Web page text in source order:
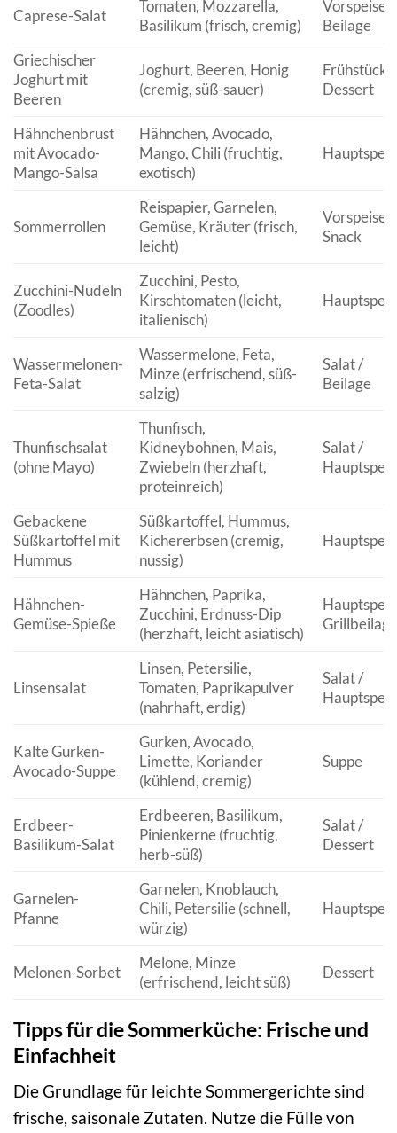
Caprese-Salat
Tomaten, Mozzarella,
Basilikum (frisch, cremig)
Vorspeise /
Beilage
Griechischer
Joghurt mit
Beeren
Joghurt, Beeren, Honig
(cremig, süß-sauer)
Frühstück /
Dessert
Hähnchenbrust
mit Avocado-
Mango-Salsa
Hähnchen, Avocado,
Mango, Chili (fruchtig,
exotisch)
Sommerrollen
Reispapier, Garnelen,
Gemüse, Kräuter (frisch,
leicht)
Vorspeise /
Snack
Zucchini-Nudeln
(Zoodles)
Zucchini, Pesto,
Kirschtomaten (leicht,
italienisch)
Wassermelonen-
Feta-Salat
Wassermelone, Feta,
Minze (erfrischend, süß-
salzig)
Salat /
Beilage
Thunfischsalat
(ohne Mayo)
Thunfisch,
Kidneybohnen, Mais,
Zwiebeln (herzhaft,
proteinreich)
Salat /
Gebackene
Süßkartoffel mit
Hummus
Süßkartoffel, Hummus,
Kichererbsen (cremig,
nussig)
Hähnchen-
Gemüse-Spieße
Hähnchen, Paprika,
Zucchini, Erdnuss-Dip
(herzhaft, leicht asiatisch)
Grillbeilage
Linsensalat
Linsen, Petersilie,
Tomaten, Paprikapulver
(nahrhaft, erdig)
Salat /
Kalte Gurken-
Avocado-Suppe
Gurken, Avocado,
Limette, Koriander
(kühlend, cremig)
Suppe
Erdbeer-
Basilikum-Salat
Erdbeeren, Basilikum,
Pinienkerne (fruchtig,
herb-süß)
Salat /
Dessert
Garnelen-
Pfanne
Garnelen, Knoblauch,
Chili, Petersilie (schnell,
würzig)
Melonen-Sorbet
Melone, Minze
(erfrischend, leicht süß)
Dessert
Tipps für die Sommerküche: Frische und
Einfachheit
Die Grundlage für leichte Sommergerichte sind
frische, saisonale Zutaten. Nutze die Fülle von